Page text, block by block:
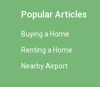
Popular Articles
Buying a Home
Renting a Home
Nearby Airport